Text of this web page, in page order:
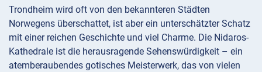
Trondheim wird oft von den bekannteren Städten
Norwegens überschattet, ist aber ein unterschätzter Schatz
mit einer reichen Geschichte und viel Charme. Die Nidaros-
Kathedrale ist die herausragende Sehenswürdigkeit – ein
atemberaubendes gotisches Meisterwerk, das von vielen